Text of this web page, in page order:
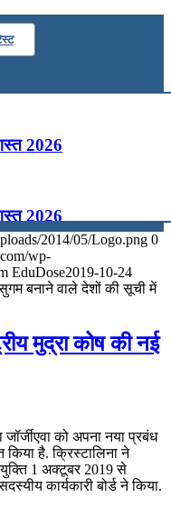
2026
2026
2026
2026
2026
2026
2014/05/Logo.png 0
wp-
EduDose2019-10-24
सुगम बनाने वाले देशों की सूची में
मुद्रा कोष की नई
को अपना नया प्रबंध
किया है. क्रिस्टालिना ने
1 अक्टूबर 2019 से
कार्यकारी बोर्ड ने किया.